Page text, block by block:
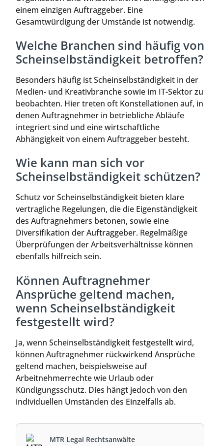
einem einzigen Auftraggeber. Eine
Gesamtwürdigung der Umstände ist notwendig.
Welche Branchen sind häufig von
Scheinselbständigkeit betroffen?
Besonders häufig ist Scheinselbständigkeit in der
Medien- und Kreativbranche sowie im IT-Sektor zu
beobachten. Hier treten oft Konstellationen auf, in
denen Auftragnehmer in betriebliche Abläufe
integriert sind und eine wirtschaftliche
Abhängigkeit von einem Auftraggeber besteht.
Wie kann man sich vor
Scheinselbständigkeit schützen?
Schutz vor Scheinselbständigkeit bieten klare
vertragliche Regelungen, die die Eigenständigkeit
des Auftragnehmers betonen, sowie eine
Diversifikation der Auftraggeber. Regelmäßige
Überprüfungen der Arbeitsverhältnisse können
ebenfalls hilfreich sein.
Können Auftragnehmer
Ansprüche geltend machen,
wenn Scheinselbständigkeit
festgestellt wird?
Ja, wenn Scheinselbständigkeit festgestellt wird,
können Auftragnehmer rückwirkend Ansprüche
geltend machen, beispielsweise auf
Arbeitnehmerrechte wie Urlaub oder
Kündigungsschutz. Dies hängt jedoch von den
individuellen Umständen des Einzelfalls ab.
MTR Legal Rechtsanwälte